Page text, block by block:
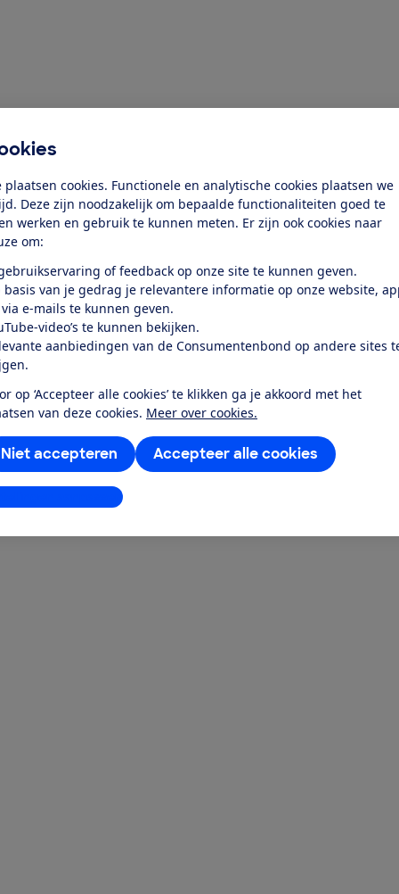
plaatsen cookies. Functionele en analytische cookies plaatsen we
Deze zijn noodzakelijk om bepaalde functionaliteiten goed te
werken en gebruik te kunnen meten. Er zijn ook cookies naar
om:
of feedback op onze site te kunnen geven.
basis van je gedrag je relevantere informatie op onze website,
e-mails te kunnen geven.
video’s te kunnen bekijken.
aanbiedingen van de Consumentenbond op andere sites
op ‘Accepteer alle cookies’ te klikken ga je akkoord met het
van deze cookies. Meer over cookies.
Accepteer alle cookies
Niet accepteren
aanpassen
toe